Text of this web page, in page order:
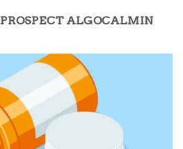
PROSPECT ALGOCALMIN